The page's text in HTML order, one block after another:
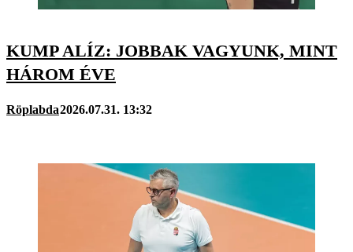
KUMP ALÍZ: JOBBAK VAGYUNK, MINT
HÁROM ÉVE
Röplabda2026.07.31. 13:32